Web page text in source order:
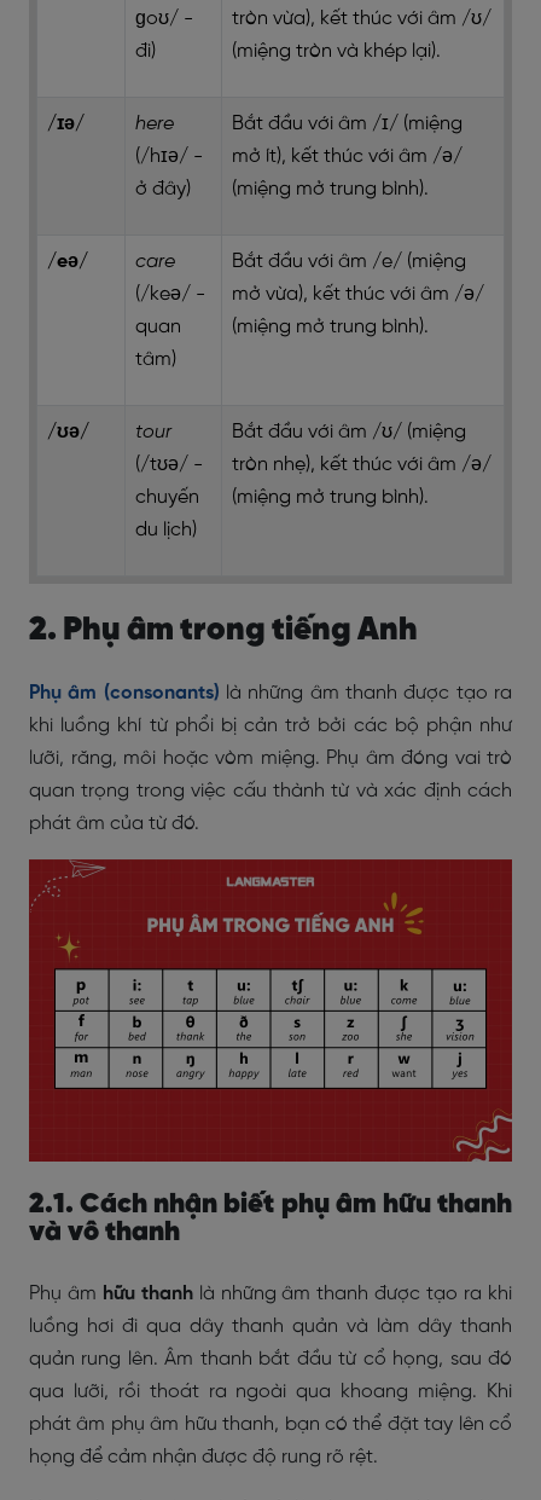
ɡoʊ/ -
đi)
tròn vừa), kết thúc với âm /ʊ/
(miệng tròn và khép lại).
/ɪə/
here
(/hɪə/ -
ở đây)
Bắt đầu với âm /ɪ/ (miệng
mở ít), kết thúc với âm /ə/
(miệng mở trung bình).
/eə/
care
(/keə/ -
quan
tâm)
Bắt đầu với âm /e/ (miệng
mở vừa), kết thúc với âm /ə/
(miệng mở trung bình).
/ʊə/
tour
(/tʊə/ -
chuyến
du lịch)
Bắt đầu với âm /ʊ/ (miệng
tròn nhẹ), kết thúc với âm /ə/
(miệng mở trung bình).
2. Phụ âm trong tiếng Anh
Phụ âm (consonants) là những âm thanh được tạo ra
khi luồng khí từ phổi bị cản trở bởi các bộ phận như
lưỡi, răng, môi hoặc vòm miệng. Phụ âm đóng vai trò
quan trọng trong việc cấu thành từ và xác định cách
phát âm của từ đó.
2.1. Cách nhận biết phụ âm hữu thanh
và vô thanh
Phụ âm hữu thanhlà những âm thanh được tạo ra khi
luồng hơi đi qua dây thanh quản và làm dây thanh
quản rung lên. Âm thanh bắt đầu từ cổ họng, sau đó
qua lưỡi, rồi thoát ra ngoài qua khoang miệng. Khi
phát âm phụ âm hữu thanh, bạn có thể đặt tay lên cổ
họng để cảm nhận được độ rung rõ rệt.